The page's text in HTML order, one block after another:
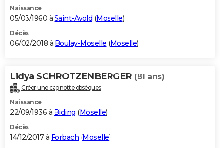
Naissance
05/03/1960 à Saint-Avold (Moselle)
Décès
06/02/2018 à Boulay-Moselle (Moselle)
Lidya SCHROTZENBERGER (81 ans)
Créer une cagnotte obsèques
Naissance
22/09/1936 à Biding (Moselle)
Décès
14/12/2017 à Forbach (Moselle)